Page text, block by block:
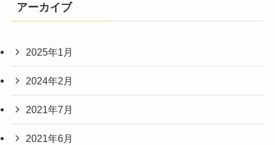
アーカイブ
2025年1月
2024年2月
2021年7月
2021年6月